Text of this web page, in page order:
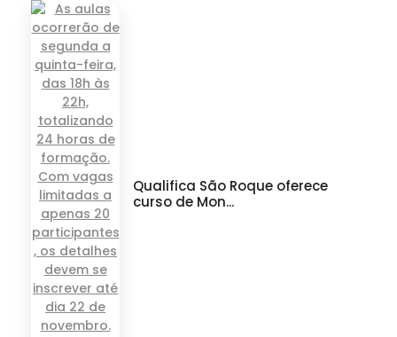
Qualifica São Roque oferece
curso de Mon...